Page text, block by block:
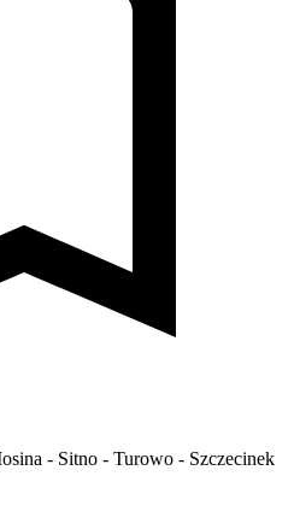
- Sitno - Turowo - Szczecinek